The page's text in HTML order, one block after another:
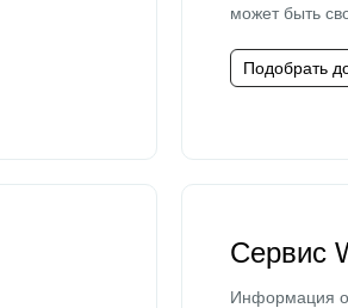
может быть
Подобрать
Сервис
Информация о